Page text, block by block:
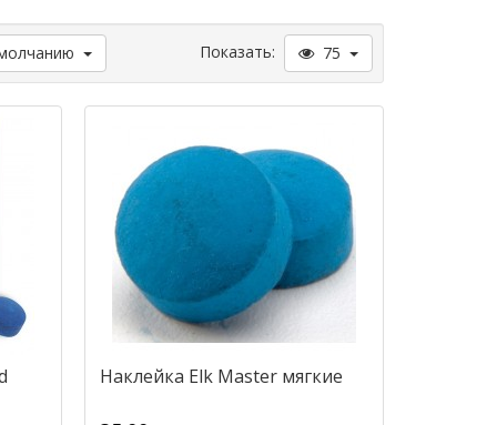
Показать: 75
Наклейка Elk Master мягкие